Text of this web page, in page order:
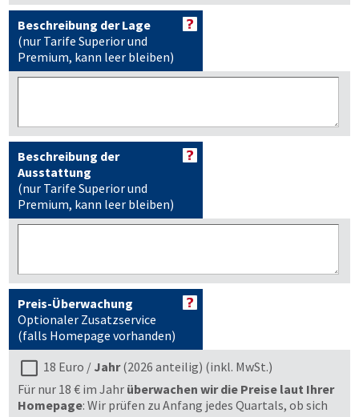
Beschreibung der Lage
(nur Tarife Superior und
Premium, kann leer bleiben)
Beschreibung der
Ausstattung
(nur Tarife Superior und
Premium, kann leer bleiben)
Preis-Überwachung
Optionaler Zusatzservice
(falls Homepage vorhanden)
18 Euro / Jahr(2026 anteilig) (inkl. MwSt.)
Für nur 18 € im Jahr überwachen wir die Preise laut Ihrer
Homepage: Wir prüfen zu Anfang jedes Quartals, ob sich